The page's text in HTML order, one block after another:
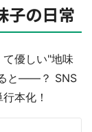
子の日常
優しい"地味
と――？ SNS
本化！